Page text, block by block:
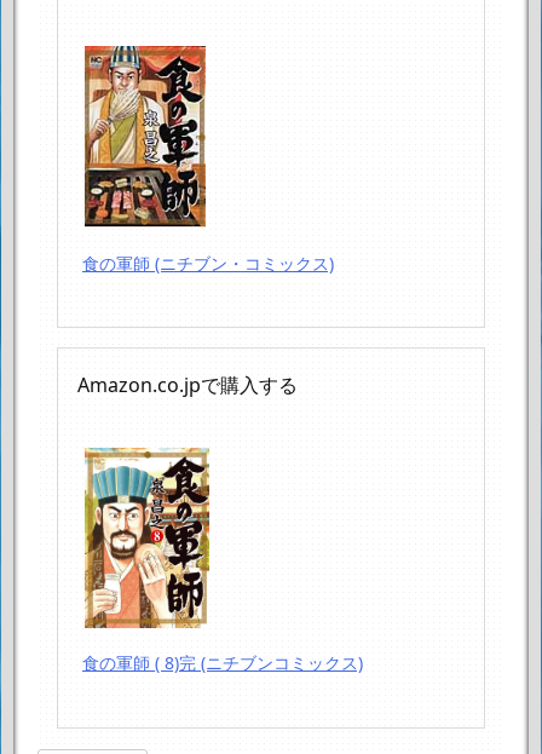
食の軍師 (ニチブン・コミックス)
Amazon.co.jpで購入する
食の軍師 ( 8)完 (ニチブンコミックス)